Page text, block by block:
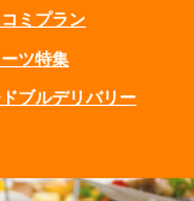
ミプラン
ツ特集
ブルデリバリー